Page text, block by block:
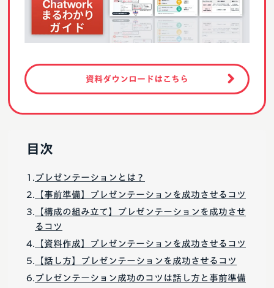
資料ダウンロードはこちら
目次
プレゼンテーションとは？
【事前準備】プレゼンテーションを成功させるコツ
【構成の組み立て】プレゼンテーションを成功させ
るコツ
【資料作成】プレゼンテーションを成功させるコツ
【話し方】プレゼンテーションを成功させるコツ
プレゼンテーション成功のコツは話し方と事前準備